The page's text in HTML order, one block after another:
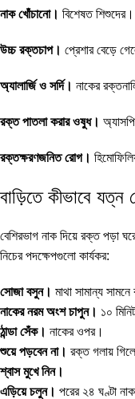
নাক খোঁচানো। বিশেষত শিশুদের।
উচ্চ রক্তচাপ। প্রেশার বেড়ে
অ্যালার্জি ও সর্দি। নাকের
রক্ত পাতলা করার ওষুধ।
রক্তক্ষরণজনিত রোগ।
বাড়িতে কীভাবে যত্ন
বেশিরভাগ নাক দিয়ে রক্ত পড়া
নিচের পদক্ষেপগুলো কার্যকর:
সোজা বসুন। মাথা সামান্য
নাকের নরম অংশ চাপুন। ১০
ঠান্ডা সেঁক। নাকের ওপর।
শুয়ে পড়বেন না। রক্ত গলায়
শ্বাস মুখে নিন।
এড়িয়ে চলুন। পরের ২৪ ঘণ্টা